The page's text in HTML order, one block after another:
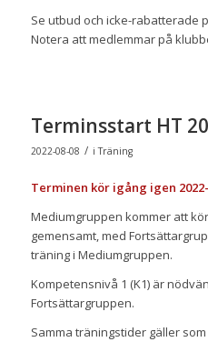
Se utbud och icke-rabatterade
Notera att medlemmar på
Terminsstart HT
2022-08-08 / iTräning
Terminen kör igång igen
Mediumgruppen kommer att
gemensamt, med
träning i Mediumgruppen.
Kompetensnivå 1 (K1) är
Fortsättargruppen.
Samma träningstider gäller